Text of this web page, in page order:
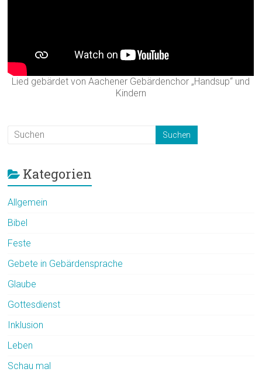
Lied gebärdet von Aachener Gebärdenchor „Handsup“ und
Kindern
Kategorien
Allgemein
Bibel
Feste
Gebete in Gebärdensprache
Glaube
Gottesdienst
Inklusion
Leben
Schau mal